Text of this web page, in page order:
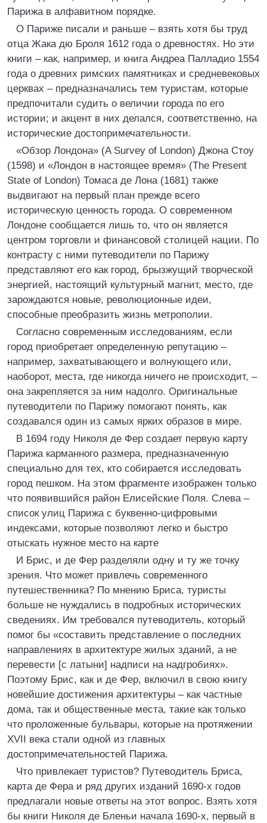
Парижа в алфавитном порядке.
О Париже писали и раньше – взять хотя бы труд
отца Жака дю Броля 1612 года о древностях. Но эти
книги – как, например, и книга Андреа Палладио 1554
года о древних римских памятниках и средневековых
церквах – предназначались тем туристам, которые
предпочитали судить о величии города по его
истории; и акцент в них делался, соответственно, на
исторические достопримечательности.
«Обзор Лондона» (A Survey of London) Джона Стоу
(1598) и «Лондон в настоящее время» (The Present
State of London) Томаса де Лона (1681) также
выдвигают на первый план прежде всего
историческую ценность города. О современном
Лондоне сообщается лишь то, что он является
центром торговли и финансовой столицей нации. По
контрасту с ними путеводители по Парижу
представляют его как город, брызжущий творческой
энергией, настоящий культурный магнит, место, где
зарождаются новые, революционные идеи,
способные преобразить жизнь метрополии.
Согласно современным исследованиям, если
город приобретает определенную репутацию –
например, захватывающего и волнующего или,
наоборот, места, где никогда ничего не происходит, –
она закрепляется за ним надолго. Оригинальные
путеводители по Парижу помогают понять, как
создавался один из самых ярких образов в мире.
В 1694 году Николя де Фер создает первую карту
Парижа карманного размера, предназначенную
специально для тех, кто собирается исследовать
город пешком. На этом фрагменте изображен только
что появившийся район Елисейские Поля. Слева –
список улиц Парижа с буквенно-цифровыми
индексами, которые позволяют легко и быстро
отыскать нужное место на карте
И Брис, и де Фер разделяли одну и ту же точку
зрения. Что может привлечь современного
путешественника? По мнению Бриса, туристы
больше не нуждались в подробных исторических
сведениях. Им требовался путеводитель, который
помог бы «составить представление о последних
направлениях в архитектуре жилых зданий, а не
перевести [с латыни] надписи на надгробиях».
Поэтому Брис, как и де Фер, включил в свою книгу
новейшие достижения архитектуры – как частные
дома, так и общественные места, такие как только
что проложенные бульвары, которые на протяжении
XVII века стали одной из главных
достопримечательностей Парижа.
Что привлекает туристов? Путеводитель Бриса,
карта де Фера и ряд других изданий 1690-х годов
предлагали новые ответы на этот вопрос. Взять хотя
бы книги Николя де Бленьи начала 1690-х, первый в